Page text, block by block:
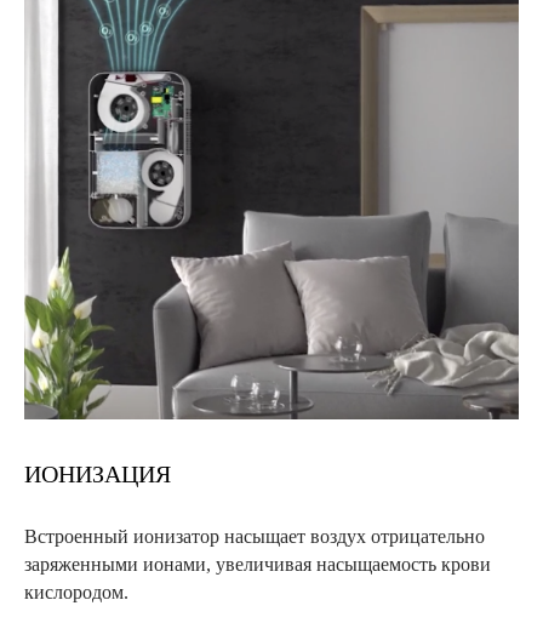
ИОНИЗАЦИЯ
Встроенный ионизатор насыщает воздух отрицательно
заряженными ионами, увеличивая насыщаемость крови
кислородом.